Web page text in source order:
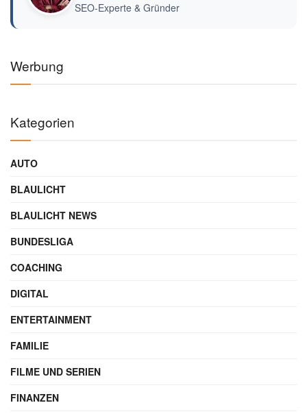
SEO-Experte & Gründer
Werbung
Kategorien
AUTO
BLAULICHT
BLAULICHT NEWS
BUNDESLIGA
COACHING
DIGITAL
ENTERTAINMENT
FAMILIE
FILME UND SERIEN
FINANZEN